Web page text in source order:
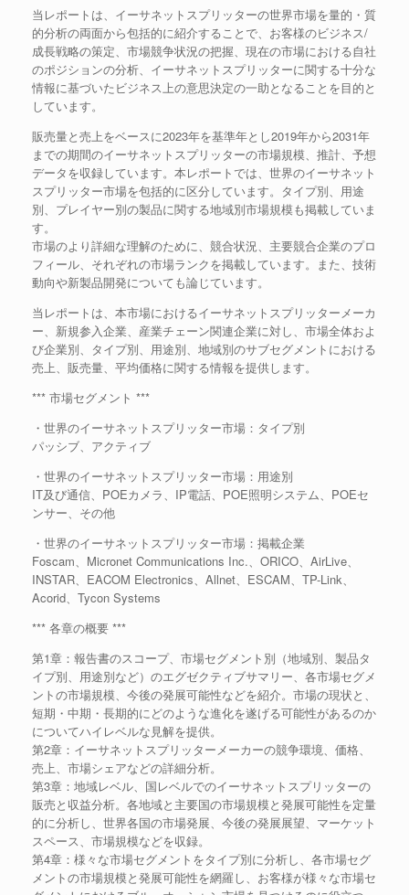
当レポートは、イーサネットスプリッターの世界市場を量的・質
的分析の両面から包括的に紹介することで、お客様のビジネス/
成長戦略の策定、市場競争状況の把握、現在の市場における自社
のポジションの分析、イーサネットスプリッターに関する十分な
情報に基づいたビジネス上の意思決定の一助となることを目的と
しています。
販売量と売上をベースに2023年を基準年とし2019年から2031年
までの期間のイーサネットスプリッターの市場規模、推計、予想
データを収録しています。本レポートでは、世界のイーサネット
スプリッター市場を包括的に区分しています。タイプ別、用途
別、プレイヤー別の製品に関する地域別市場規模も掲載していま
す。
市場のより詳細な理解のために、競合状況、主要競合企業のプロ
フィール、それぞれの市場ランクを掲載しています。また、技術
動向や新製品開発についても論じています。
当レポートは、本市場におけるイーサネットスプリッターメーカ
ー、新規参入企業、産業チェーン関連企業に対し、市場全体およ
び企業別、タイプ別、用途別、地域別のサブセグメントにおける
売上、販売量、平均価格に関する情報を提供します。
*** 市場セグメント ***
・世界のイーサネットスプリッター市場：タイプ別
パッシブ、アクティブ
・世界のイーサネットスプリッター市場：用途別
IT及び通信、POEカメラ、IP電話、POE照明システム、POEセ
ンサー、その他
・世界のイーサネットスプリッター市場：掲載企業
Foscam、Micronet Communications Inc.、ORICO、AirLive、
INSTAR、EACOM Electronics、Allnet、ESCAM、TP-Link、
Acorid、Tycon Systems
*** 各章の概要 ***
第1章：報告書のスコープ、市場セグメント別（地域別、製品タ
イプ別、用途別など）のエグゼクティブサマリー、各市場セグメ
ントの市場規模、今後の発展可能性などを紹介。市場の現状と、
短期・中期・長期的にどのような進化を遂げる可能性があるのか
についてハイレベルな見解を提供。
第2章：イーサネットスプリッターメーカーの競争環境、価格、
売上、市場シェアなどの詳細分析。
第3章：地域レベル、国レベルでのイーサネットスプリッターの
販売と収益分析。各地域と主要国の市場規模と発展可能性を定量
的に分析し、世界各国の市場発展、今後の発展展望、マーケット
スペース、市場規模などを収録。
第4章：様々な市場セグメントをタイプ別に分析し、各市場セグ
メントの市場規模と発展可能性を網羅し、お客様が様々な市場セ